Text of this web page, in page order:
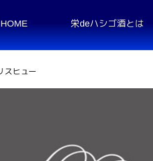
HOME 栄deハシゴ酒とは
スヒュー